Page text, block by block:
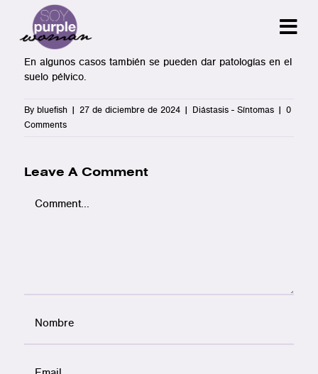
content
En algunos casos también se pueden dar patologías en el
suelo pélvico.
By bluefish 27 de diciembre de 2024 Diástasis - Síntomas
0
Comments
Leave A Comment